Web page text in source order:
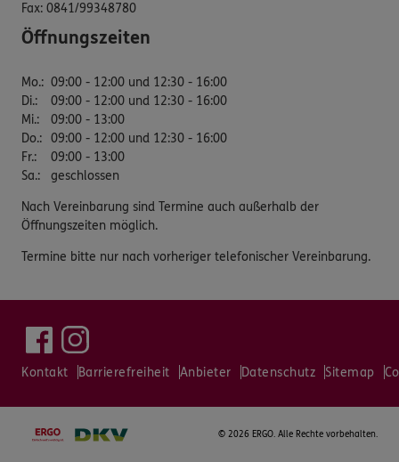
Fax: 0841/99348780
Öffnungszeiten
Mo.: 09:00 - 12:00 und 12:30 - 16:00
Di.:
09:00 - 12:00 und 12:30 - 16:00
Mi.:
09:00 - 13:00
Do.: 09:00 - 12:00 und 12:30 - 16:00
Fr.:
09:00 - 13:00
Sa.: geschlossen
Nach Vereinbarung sind Termine auch außerhalb der
Öffnungszeiten möglich.
Termine bitte nur nach vorheriger telefonischer Vereinbarung.
Kontakt Barrierefreiheit Anbieter Datenschutz Sitemap
© 2026 ERGO. Alle Rechte vorbehalten.